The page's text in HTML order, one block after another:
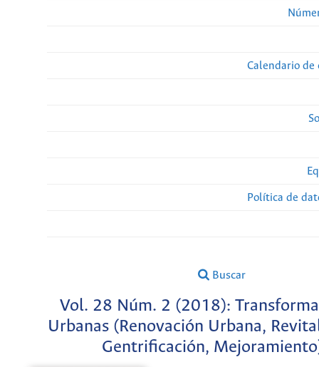
Calendario de
Política de
Buscar
Vol. 28 Núm. 2 (2018):
Urbanas (Renovación Urbana,
Gentrificación,